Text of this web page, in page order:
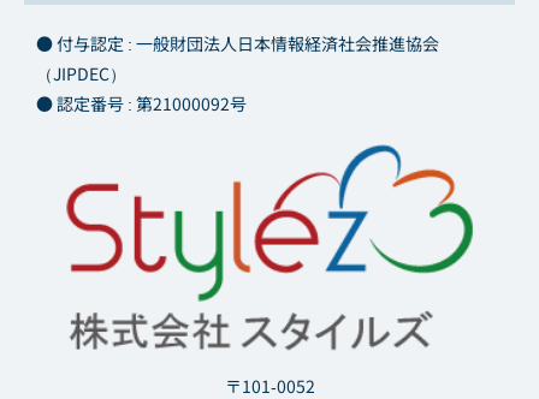
〒101-0052
● 付与認定 : 一般財団法人日本情報経済社会推進協会
（JIPDEC）
● 認定番号 : 第21000092号